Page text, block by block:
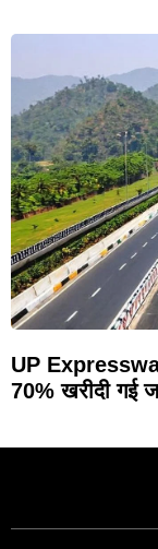
UP
70% खरीदी गई